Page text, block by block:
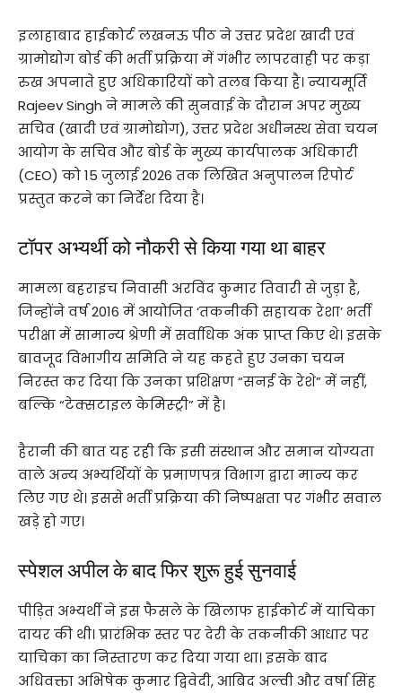
इलाहाबाद हाईकोर्ट लखनऊ पीठ ने उत्तर प्रदेश खादी एवं
ग्रामोद्योग बोर्ड की भर्ती प्रक्रिया में गंभीर लापरवाही पर कड़ा
रुख अपनाते हुए अधिकारियों को तलब किया है। न्यायमूर्ति
Rajeev Singh ने मामले की सुनवाई के दौरान अपर मुख्य
सचिव (खादी एवं ग्रामोद्योग), उत्तर प्रदेश अधीनस्थ सेवा चयन
आयोग के सचिव और बोर्ड के मुख्य कार्यपालक अधिकारी
(CEO) को 15 जुलाई 2026 तक लिखित अनुपालन रिपोर्ट
प्रस्तुत करने का निर्देश दिया है।
टॉपर अभ्यर्थी को नौकरी से किया गया था बाहर
मामला बहराइच निवासी अरविंद कुमार तिवारी से जुड़ा है,
जिन्होंने वर्ष 2016 में आयोजित ‘तकनीकी सहायक रेशा’ भर्ती
परीक्षा में सामान्य श्रेणी में सर्वाधिक अंक प्राप्त किए थे। इसके
बावजूद विभागीय समिति ने यह कहते हुए उनका चयन
निरस्त कर दिया कि उनका प्रशिक्षण “सनई के रेशे” में नहीं,
बल्कि “टेक्सटाइल केमिस्ट्री” में है।
हैरानी की बात यह रही कि इसी संस्थान और समान योग्यता
वाले अन्य अभ्यर्थियों के प्रमाणपत्र विभाग द्वारा मान्य कर
लिए गए थे। इससे भर्ती प्रक्रिया की निष्पक्षता पर गंभीर सवाल
खड़े हो गए।
स्पेशल अपील के बाद फिर शुरू हुई सुनवाई
पीड़ित अभ्यर्थी ने इस फैसले के खिलाफ हाईकोर्ट में याचिका
दायर की थी। प्रारंभिक स्तर पर देरी के तकनीकी आधार पर
याचिका का निस्तारण कर दिया गया था। इसके बाद
अधिवक्ता अभिषेक कुमार द्विवेदी, आबिद अल्वी और वर्षा सिंह